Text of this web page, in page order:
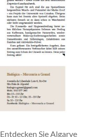
Sie Algarve